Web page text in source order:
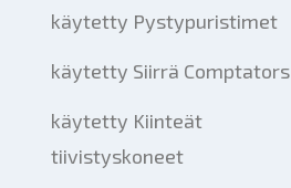
käytetty Pystypuristimet
käytetty Siirrä Comptators
käytetty Kiinteät
tiivistyskoneet